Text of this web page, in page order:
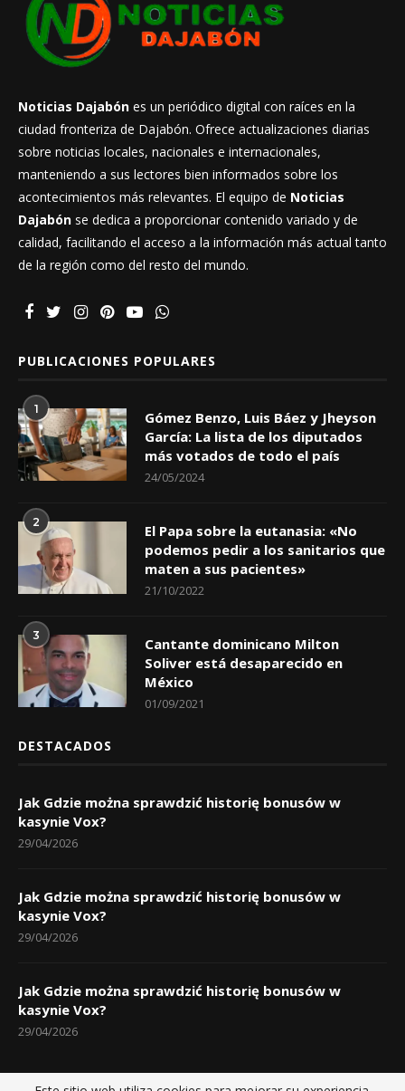
Noticias Dajabón es un periódico digital con raíces en la
ciudad fronteriza de Dajabón. Ofrece actualizaciones diarias
sobre noticias locales, nacionales e internacionales,
manteniendo a sus lectores bien informados sobre los
acontecimientos más relevantes. El equipo de Noticias
Dajabón se dedica a proporcionar contenido variado y de
calidad, facilitando el acceso a la información más actual tanto
de la región como del resto del mundo.
PUBLICACIONES POPULARES
1
Gómez Benzo, Luis Báez y Jheyson
García: La lista de los diputados
más votados de todo el país
24/05/2024
2
El Papa sobre la eutanasia: «No
podemos pedir a los sanitarios que
maten a sus pacientes»
21/10/2022
3
Cantante dominicano Milton
Soliver está desaparecido en
México
01/09/2021
DESTACADOS
Jak Gdzie można sprawdzić historię bonusów w
kasynie Vox?
29/04/2026
Jak Gdzie można sprawdzić historię bonusów w
kasynie Vox?
29/04/2026
Jak Gdzie można sprawdzić historię bonusów w
kasynie Vox?
29/04/2026